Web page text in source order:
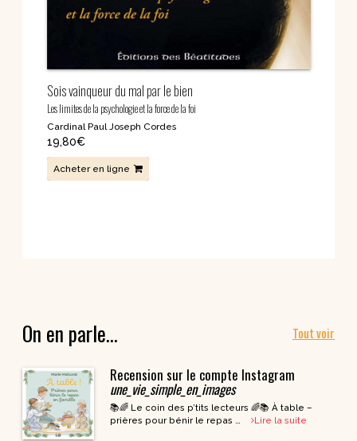
Sois vainqueur du mal par le bien
Les limites de la psychologie et la force de la foi
Cardinal Paul Joseph Cordes
19,80€
Acheter en ligne
On en parle… Tout voir
Recension sur le compte Instagram
une_vie_simple_en_images
📚🌈 Le coin des p’tits lecteurs 🌈📚 À table –
prières pour bénir le repas …
Lire la suite